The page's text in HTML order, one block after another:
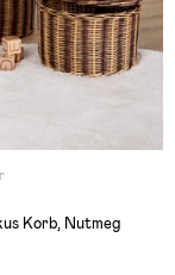
Korb, Nutmeg